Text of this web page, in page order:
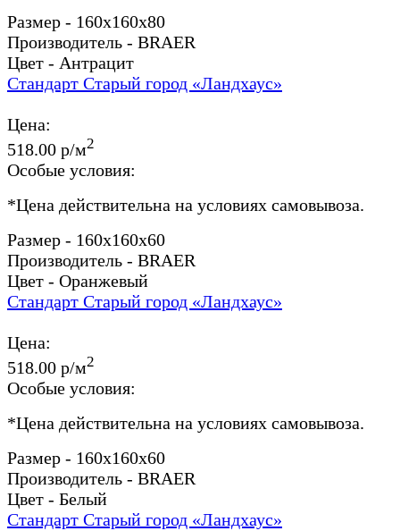
Размер - 160x160x80
Производитель - BRAER
Цвет - Антрацит
Стандарт Старый город «Ландхаус»
Цена:
518.00 р/м2
Особые условия:
*Цена действительна на условиях самовывоза.
Размер - 160x160x60
Производитель - BRAER
Цвет - Оранжевый
Стандарт Старый город «Ландхаус»
Цена:
518.00 р/м2
Особые условия:
*Цена действительна на условиях самовывоза.
Размер - 160x160x60
Производитель - BRAER
Цвет - Белый
Стандарт Старый город «Ландхаус»